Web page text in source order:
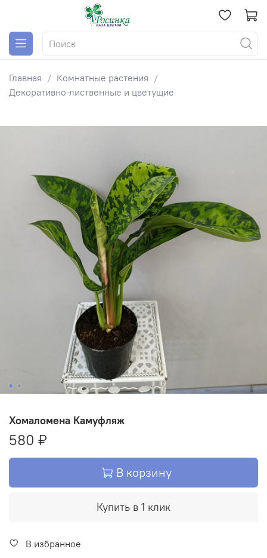
Главная
Комнатные растения
Декоративно-лиственные и цветущие
Хомаломена Камуфляж
580 ₽
В корзину
Купить в 1 клик
В избранное